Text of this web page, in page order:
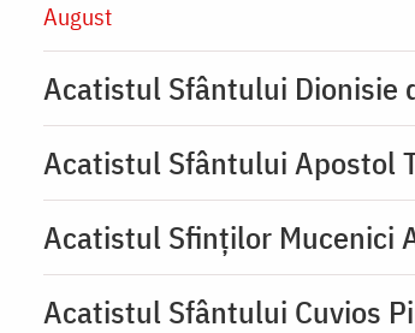
August
Acatistul Sfântului Dionisie
Acatistul Sfântului Apostol
Acatistul Sfinților Mucenici
Acatistul Sfântului Cuvios